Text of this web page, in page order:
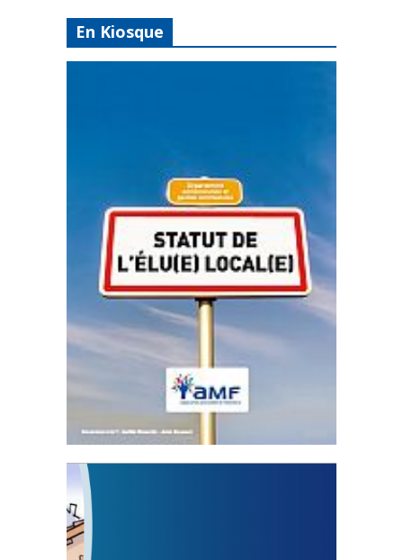
En Kiosque
Statut de l’élu local
3 avril 2024
Mise à jour avril 2024
FEUILLETER